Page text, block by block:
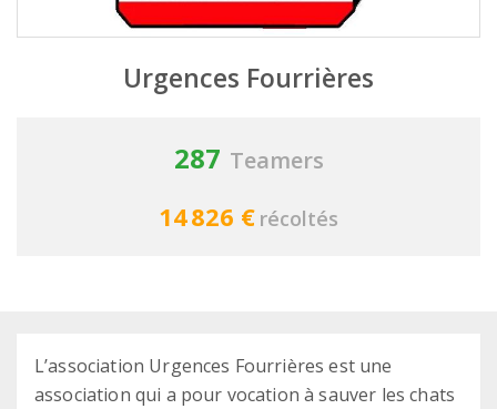
Urgences Fourrières
287 Teamers
14 826 € récoltés
L’association Urgences Fourrières est une
association qui a pour vocation à sauver les chats